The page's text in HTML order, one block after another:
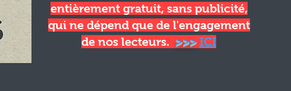
entièrement gratuit, sans publicité,
qui ne dépend que de l'engagement
de nos lecteurs. >>> ICI